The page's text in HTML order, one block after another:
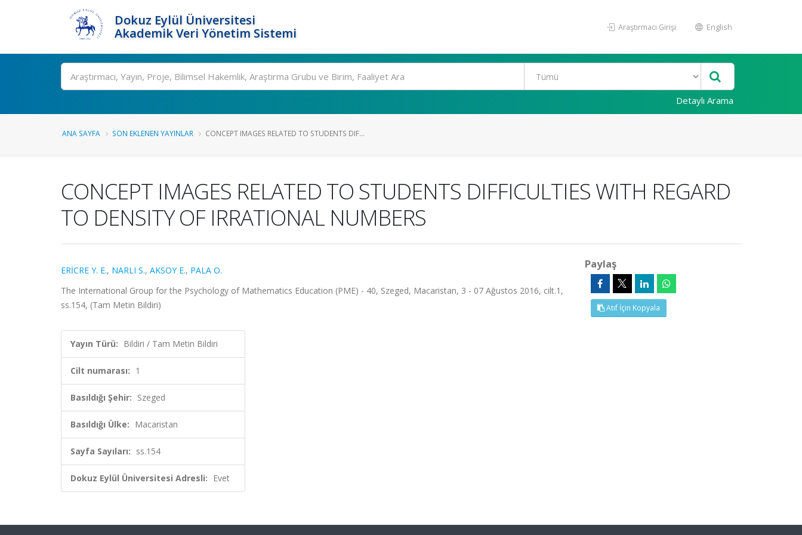
Dokuz Eylül Üniversitesi
Akademik Veri Yönetim Sistemi
Araştırmacı Girişi English
Ara
Detaylı Arama
ANA SAYFA SON EKLENEN YAYINLAR CONCEPT IMAGES RELATED TO STUDENTS DIF...
CONCEPT IMAGES RELATED TO STUDENTS DIFFICULTIES WITH REGARD
TO DENSITY OF IRRATIONAL NUMBERS
ERİCRE Y. E., NARLI S., AKSOY E., PALA O.
The International Group for the Psychology of Mathematics Education (PME) - 40, Szeged, Macaristan, 3 - 07 Ağustos 2016, cilt.1,
ss.154, (Tam Metin Bildiri)
Yayın Türü: Bildiri / Tam Metin Bildiri
Cilt numarası: 1
Basıldığı Şehir: Szeged
Basıldığı Ülke: Macaristan
Sayfa Sayıları: ss.154
Dokuz Eylül Üniversitesi Adresli: Evet
Paylaş
Atıf İçin Kopyala